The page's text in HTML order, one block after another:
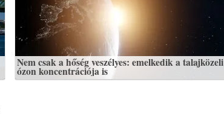
Nem csak a hőség veszélyes: emelkedik a talajközeli
ózon koncentrációja is